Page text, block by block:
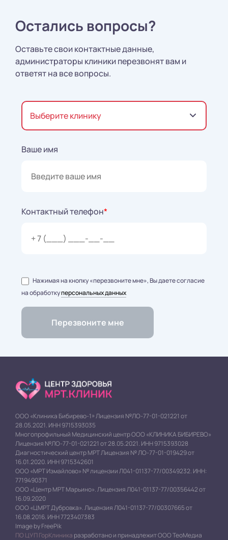
Остались вопросы?
Оставьте свои контактные данные,
администраторы клиники перезвонят вам и
ответят на все вопросы.
Выберите клинику
Ваше имя
Контактный телефон*
Нажимая на кнопку «перезвоните мне», Вы даете согласие
на обработкуперсональных данных
ООО «Клиника Бибирево-1» Лицензия №ЛО-77-01-021221 от
28.05.2021. ИНН 9715393035
Многопрофильный Медицинский центр ООО «КЛИНИКА БИБИРЕВО»
Лицензия №ЛО-77-01-021221 от 28.05.2021. ИНН 9715393028
Диагностический центр МРТ Лицензия № ЛО-77-01-019429 от
16.01.2020. ИНН 9715342601
ООО «МРТ Измайлово» № лицензии Л041-01137-77/00349232. ИНН:
7719490371
ООО «Центр МРТ Марьино». Лицензия Л041-01137-77/00356442 от
16.09.2020
ООО «ЦМРТ Дубровка». Лицензия Л041-01137-77/00307665 от
16.08.2016. ИНН 7723407383
Image by FreePik
ПО ЦУП ГорКлиника разработано и принадлежит ООО ТеоМедиа